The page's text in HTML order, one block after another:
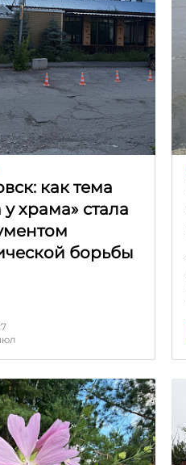
как тема
у храма» стала
борьбы